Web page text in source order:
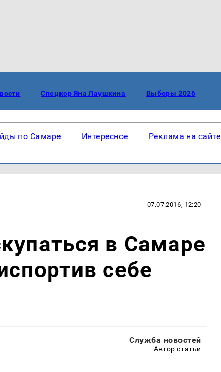
Спецкор Яна Лаушкина Выборы 2026
по Самаре Интересное Реклама на сайте
07.07.2016, 12:20
в Самаре
себе
Служба новостей
Автор статьи